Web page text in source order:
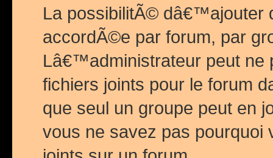
La possibilitÃ© dâ€™ajouter
accordÃ©e par forum, par
Lâ€™administrateur peut
fichiers joints pour le forum
que seul un groupe peut en
vous ne savez pas pourquoi